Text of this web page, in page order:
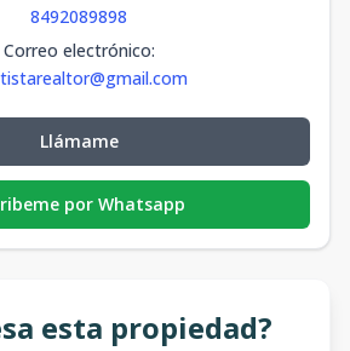
8492089898
Correo electrónico:
Llámame
por Whatsapp
esta propiedad?